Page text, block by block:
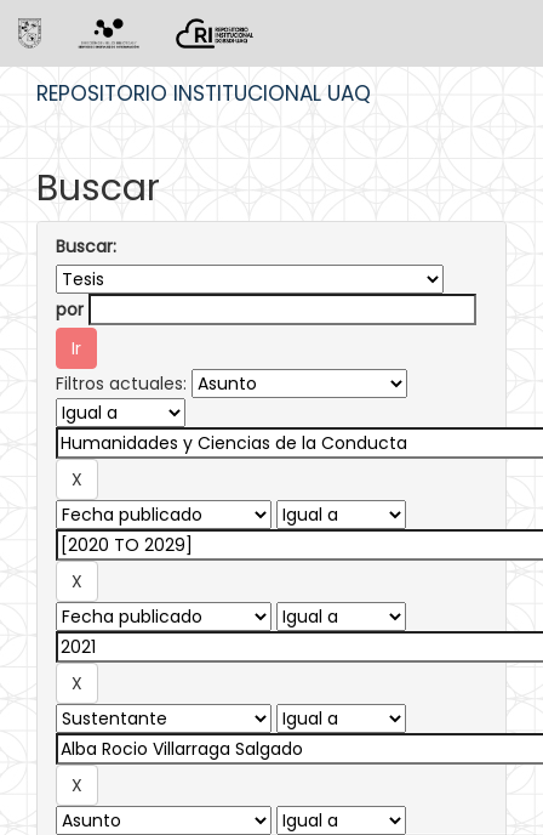
REPOSITORIO INSTITUCIONAL UAQ
Buscar
Buscar:
por
Filtros actuales: